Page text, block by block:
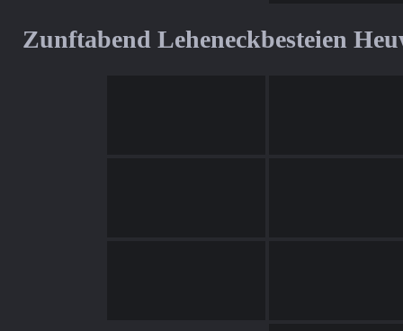
Zunftabend Leheneckbesteien